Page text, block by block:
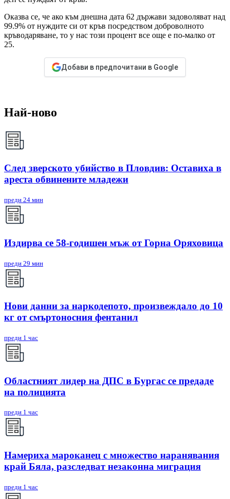
Оказва се, че ако към днешна дата 62 държави задоволяват над
99.9% от нуждите си от кръв посредством доброволното
кръводаряване, то у нас този процент все още е по-малко от
25.
Добави в предпочитани в Google
Най-ново
След зверското убийство в Пловдив: Оставиха в
ареста обвинените младежи
преди 24 мин
Издирва се 58-годишен мъж от Горна Оряховица
преди 29 мин
Нови данни за наркодепото, произвеждало до 10
кг от смъртоносния фентанил
преди 1 час
Областният лидер на ДПС в Бургас се предаде
на полицията
преди 1 час
Намериха мароканец с множество наранявания
край Бяла, разследват незаконна миграция
преди 1 час